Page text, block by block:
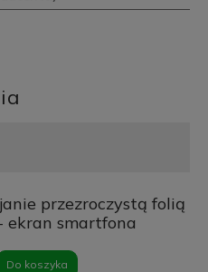
przezroczystą folią
ekran smartfona
Do koszyka